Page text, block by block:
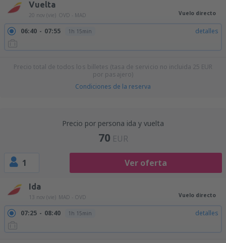
Vuelta
20 nov (vie) OVD - MAD Vuelo directo
06:40 07:55 1h 15min detalles
Precio total de todos los billetes (tasa de servicio no incluida 25 EUR
por pasajero)
Condiciones de la reserva
Precio por persona ida y vuelta
70 EUR
1 Ver oferta
Ida
13 nov (vie) MAD - OVD Vuelo directo
07:25 08:40 1h 15min detalles